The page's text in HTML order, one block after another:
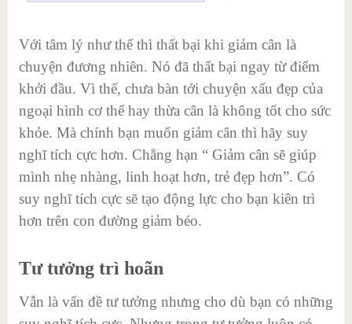
Với tâm lý như thế thì thất bại khi giảm cân là
chuyện đương nhiên. Nó đã thất bại ngay từ điểm
khởi đầu. Vì thế, chưa bàn tới chuyện xấu đẹp của
ngoại hình cơ thể hay thừa cân là không tốt cho sức
khỏe. Mà chính bạn muốn giảm cân thì hãy suy
nghĩ tích cực hơn. Chẳng hạn “ Giảm cân sẽ giúp
mình nhẹ nhàng, linh hoạt hơn, trẻ đẹp hơn”. Có
suy nghĩ tích cực sẽ tạo động lực cho bạn kiên trì
hơn trên con đường giảm béo.
Tư tưởng trì hoãn
Vẫn là vấn đề tư tưởng nhưng cho dù bạn có những